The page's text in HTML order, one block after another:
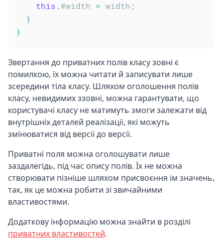
this .#width = width ;
}
}
Звертання до приватних полів класу зовні є
помилкою, їх можна читати й записувати лише
зсередини тіла класу. Шляхом оголошення полів
класу, невидимих ззовні, можна гарантувати, що
користувачі класу не матимуть змоги залежати від
внутрішніх деталей реалізації, які можуть
змінюватися від версії до версії.
Приватні поля можна оголошувати лише
заздалегідь, під час опису полів. Їх не можна
створювати пізніше шляхом присвоєння їм значень,
так, як це можна робити зі звичайними
властивостями.
Додаткову інформацію можна знайти в розділі
приватних властивостей.